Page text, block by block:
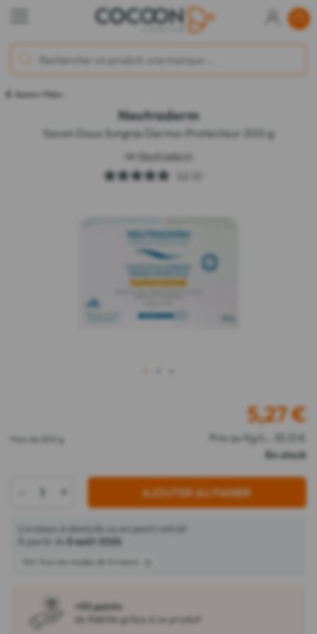
Savons / Pains
Neutraderm
Savon Doux Surgras Dermo-Protecteur 200 g
de Neutraderm
1
Pain de 200 g
5,27€
Prix au Kg/L : 35,13 €
En stock
+ AJOUTER AU PANIER
Livraison à domicile ou en point retrait
À partir du 8 août 2026
Voir tous les modes de livraison
+53 points
de fidélité grâce à ce produit